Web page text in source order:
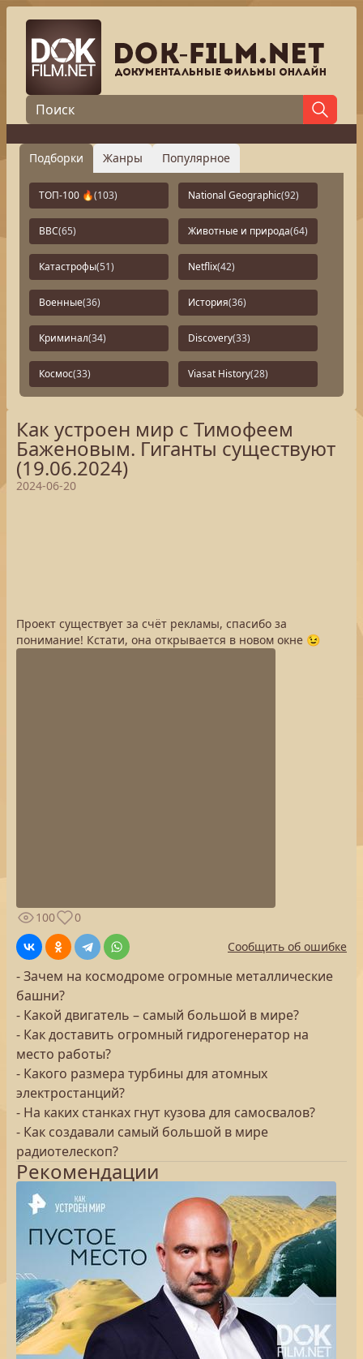
Подборки Жанры Популярное
ТОП-100 🔥(103) National Geographic(92)
BBC(65) Животные и природа(64)
Катастрофы(51) Netflix(42)
Военные(36) История(36)
Криминал(34) Discovery(33)
Космос(33) Viasat History(28)
Как устроен мир с Тимофеем
Баженовым. Гиганты существуют
(19.06.2024)
2024-06-20
Проект существует за счёт рекламы, спасибо за
понимание! Кстати, она открывается в новом окне 😉
100
0
Сообщить об ошибке
- Зачем на космодроме огромные металлические
башни?
- Какой двигатель – самый большой в мире?
- Как доставить огромный гидрогенератор на
место работы?
- Какого размера турбины для атомных
электростанций?
- На каких станках гнут кузова для самосвалов?
- Как создавали самый большой в мире
радиотелескоп?
Рекомендации